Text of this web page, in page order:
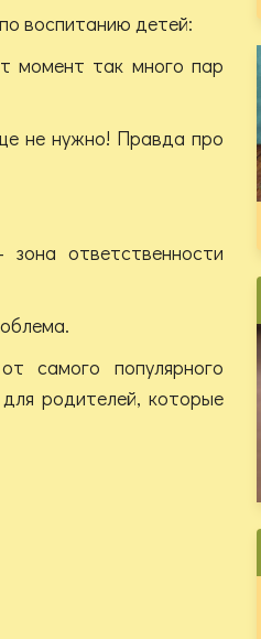
воспитанию детей:
момент так много пар
не нужно! Правда про
ответственности
самого популярного
родителей, которые